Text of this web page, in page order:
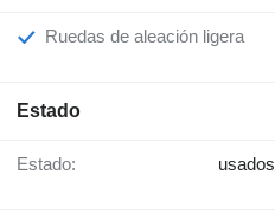
Ruedas de aleación ligera
Estado
Estado: usados